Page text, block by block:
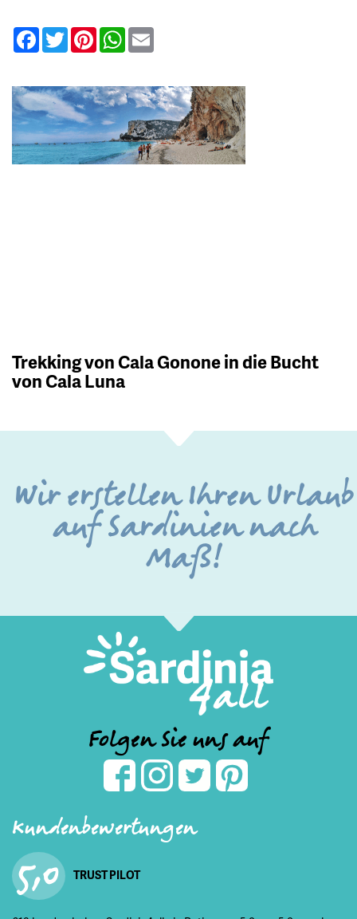
Facebook
TwitterPinterestWhatsApp
Trekking von Cala Gonone in die Bucht
von Cala Luna
Wir erstellen Ihren Urlaub
auf Sardinien nach
Maß!
Folgen Sie uns auf
Kundenbewertungen
5,0 TRUST PILOT